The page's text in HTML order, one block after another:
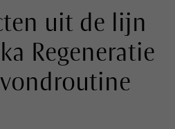
uit de lijn
Regeneratie